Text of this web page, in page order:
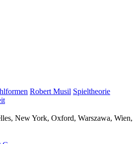
Robert Musil Spieltheorie
New York, Oxford, Warszawa, Wien,